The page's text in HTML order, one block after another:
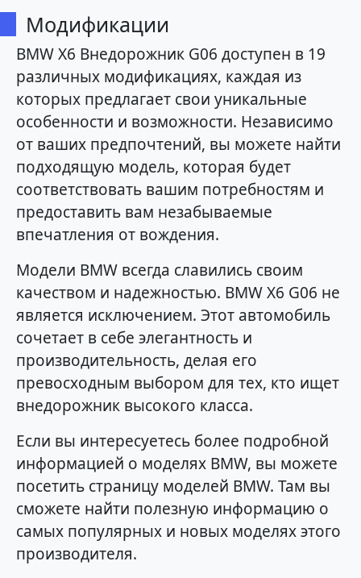
Модификации
BMW X6 Внедорожник G06 доступен в 19
различных модификациях, каждая из
которых предлагает свои уникальные
особенности и возможности. Независимо
от ваших предпочтений, вы можете найти
подходящую модель, которая будет
соответствовать вашим потребностям и
предоставить вам незабываемые
впечатления от вождения.
Модели BMW всегда славились своим
качеством и надежностью. BMW X6 G06 не
является исключением. Этот автомобиль
сочетает в себе элегантность и
производительность, делая его
превосходным выбором для тех, кто ищет
внедорожник высокого класса.
Если вы интересуетесь более подробной
информацией о моделях BMW, вы можете
посетить страницу моделей BMW. Там вы
сможете найти полезную информацию о
самых популярных и новых моделях этого
производителя.